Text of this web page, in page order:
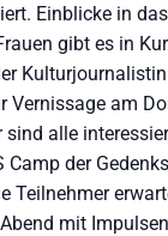
Einblicke in
gibt es in
Vernissage am
sind alle
Camp der
Teilnehmer
mit